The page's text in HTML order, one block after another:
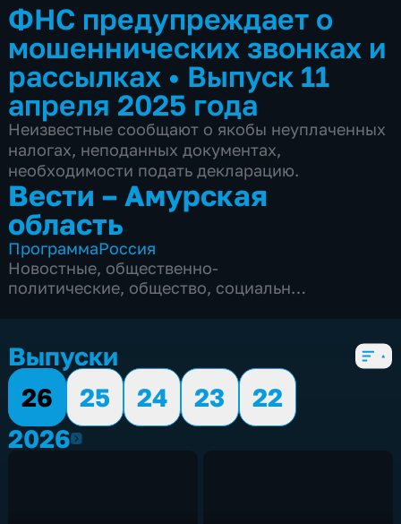
ФНС предупреждает о
мошеннических звонках и
рассылках • Выпуск 11
апреля 2025 года
Неизвестные сообщают о якобы неуплаченных
налогах, неподанных документах,
необходимости подать декларацию.
Вести – Амурская
область
ПрограммаРоссия
Новостные, общественно-
политические, общество, социально-
Выпуски
26
25 24 23
22
20262026